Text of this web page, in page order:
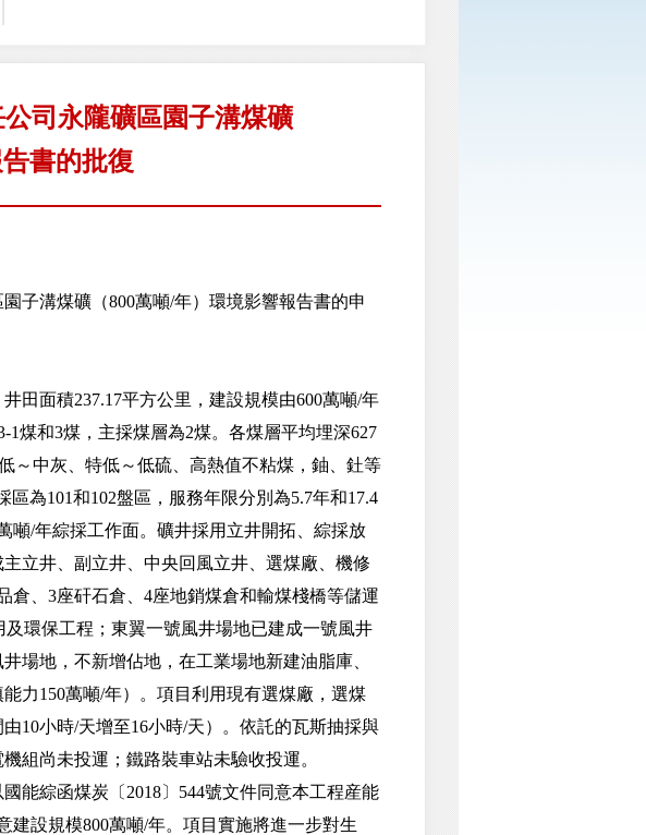
司永隴礦區園子溝煤礦
告書的批復
溝煤礦（800萬噸/年）環境影響報告書的申
面積237.17平方公里，建設規模由600萬噸/年
煤和3煤，主採煤層為2煤。各煤層平均埋深627
～中灰、特低～低硫、高熱值不粘煤，鈾、釷等
為101和102盤區，服務年限分別為5.7年和17.4
噸/年綜採工作面。礦井採用立井開拓、綜採放
立井、副立井、中央回風立井、選煤廠、機修
倉、3座矸石倉、4座地銷煤倉和輸煤棧橋等儲運
環保工程；東翼一號風井場地已建成一號風井
場地，不新增佔地，在工業場地新建油脂庫、
力150萬噸/年）。項目利用現有選煤廠，選煤
10小時/天增至16小時/天）。依託的瓦斯抽採與
組尚未投運；鐵路裝車站未驗收投運。
綜函煤炭〔2018〕544號文件同意本工程産能
建設規模800萬噸/年。項目實施將進一步對生